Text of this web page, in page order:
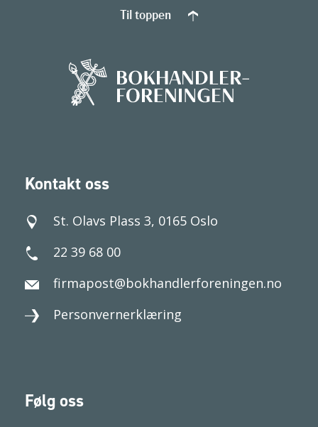
Kontakt oss
St. Olavs Plass 3, 0165 Oslo
22 39 68 00
firmapost@bokhandlerforeningen.no
Personvernerklæring
Følg oss
Til toppen